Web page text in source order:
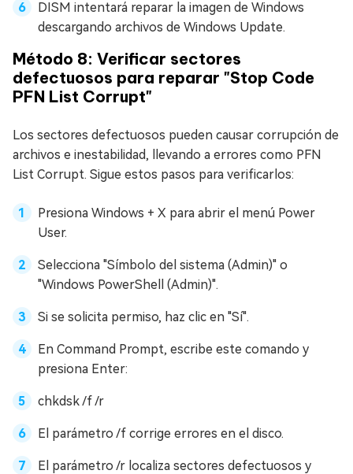
DISM intentará reparar la imagen de Windows
descargando archivos de Windows Update.
Método 8: Verificar sectores
defectuosos para reparar "Stop Code
PFN List Corrupt"
Los sectores defectuosos pueden causar corrupción de
archivos e inestabilidad, llevando a errores como PFN
List Corrupt. Sigue estos pasos para verificarlos:
Presiona Windows + X para abrir el menú Power
User.
Selecciona "Símbolo del sistema (Admin)" o
"Windows PowerShell (Admin)".
Si se solicita permiso, haz clic en "Sí".
En Command Prompt, escribe este comando y
presiona Enter:
chkdsk /f /r
El parámetro /f corrige errores en el disco.
El parámetro /r localiza sectores defectuosos y